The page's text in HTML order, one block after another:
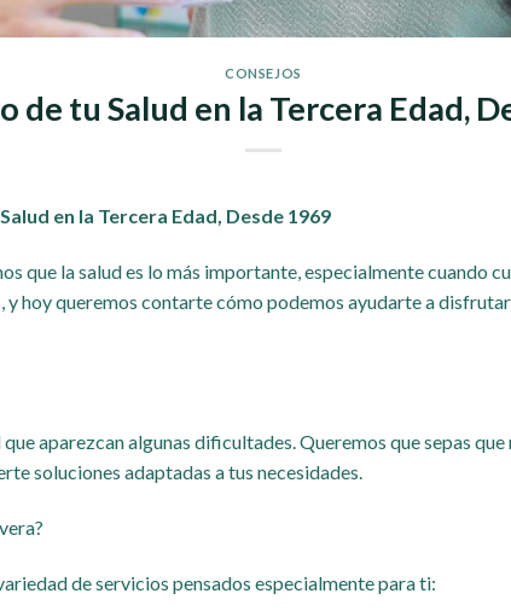
CONSEJOS
de tu Salud en la Tercera Edad,
en la Tercera Edad, Desde 1969
que la salud es lo más importante, especialmente cuando
hoy queremos contarte cómo podemos ayudarte a
aparezcan algunas dificultades. Queremos que sepas
soluciones adaptadas a tus necesidades.
de servicios pensados ​​especialmente para ti: